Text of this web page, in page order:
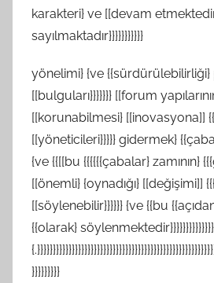
karakteri} ve [[devam
sayılmaktadır}}}}}}}}}}}
yönelimi} {ve {{sürdürülebilirliği}
[[bulguları}}}}}}} [[forum
[[korunabilmesi} [[inovasyona]]
[[yöneticileri}}}}} gidermek}
{ve {{[[bu {{{{{{çabalar} zamının}
[[önemli} {oynadığı} [[değişimi]]
[[söylenebilir}}}}}} {ve {{bu
{{olarak}
}}}}}}}}}